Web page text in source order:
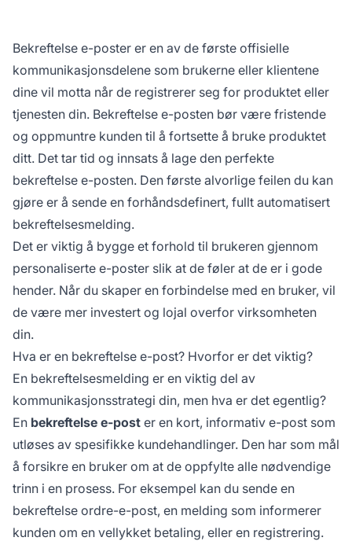
Bekreftelse e-poster er en av de første offisielle
kommunikasjonsdelene som brukerne eller klientene
dine vil motta når de registrerer seg for produktet eller
tjenesten din. Bekreftelse e-posten bør være fristende
og oppmuntre kunden til å fortsette å bruke produktet
ditt. Det tar tid og innsats å lage den perfekte
bekreftelse e-posten. Den første alvorlige feilen du kan
gjøre er å sende en forhåndsdefinert, fullt automatisert
bekreftelsesmelding.
Det er viktig å bygge et forhold til brukeren gjennom
personaliserte e-poster slik at de føler at de er i gode
hender. Når du skaper en forbindelse med en bruker, vil
de være mer investert og lojal overfor virksomheten
din.
Hva er en bekreftelse e-post? Hvorfor er det viktig?
En bekreftelsesmelding er en viktig del av
kommunikasjonsstrategi din, men hva er det egentlig?
En bekreftelse e-post er en kort, informativ e-post som
utløses av spesifikke kundehandlinger. Den har som mål
å forsikre en bruker om at de oppfylte alle nødvendige
trinn i en prosess. For eksempel kan du sende en
bekreftelse ordre-e-post, en melding som informerer
kunden om en vellykket betaling, eller en registrering.